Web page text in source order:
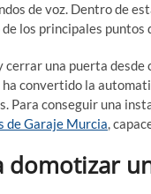
de voz. Dentro de
los principales puntos
cerrar una puerta
convertido la
Para conseguir una
de Garaje Murcia,
domotizar